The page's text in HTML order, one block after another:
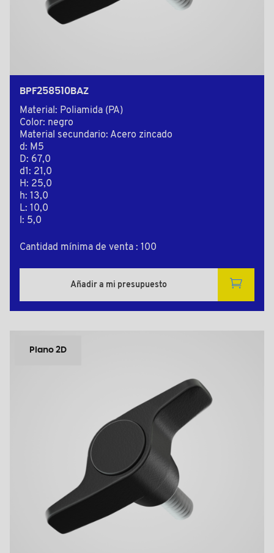
BPF258510BAZ
Material: Poliamida (PA)
Color: negro
Material secundario: Acero zincado
d: M5
D: 67,0
d1: 21,0
H: 25,0
h: 13,0
L: 10,0
l: 5,0
Cantidad mínima de venta : 100
Añadir a mi presupuesto
Plano 2D